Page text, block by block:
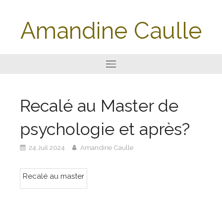
Amandine Caulle
Recalé au Master de
psychologie et après?
24 Juil 2024 Amandine Caulle
Recalé au master